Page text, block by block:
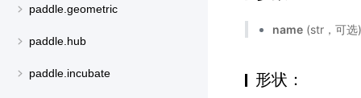
paddle.geometric
paddle.hub
paddle.incubate
name (str，可
形状：